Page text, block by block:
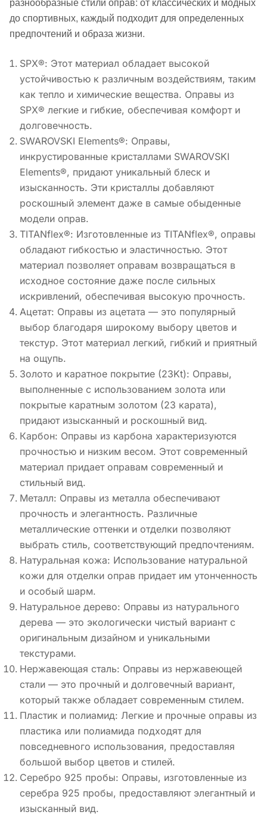
до спортивных, каждый подходит для определенных
предпочтений и образа жизни.
SPX®: Этот материал обладает высокой
устойчивостью к различным воздействиям, таким
как тепло и химические вещества. Оправы из
SPX® легкие и гибкие, обеспечивая комфорт и
долговечность.
SWAROVSKI Elements®: Оправы,
инкрустированные кристаллами SWAROVSKI
Elements®, придают уникальный блеск и
изысканность. Эти кристаллы добавляют
роскошный элемент даже в самые обыденные
модели оправ.
TITANflex®: Изготовленные из TITANflex®, оправы
обладают гибкостью и эластичностью. Этот
материал позволяет оправам возвращаться в
исходное состояние даже после сильных
искривлений, обеспечивая высокую прочность.
Ацетат: Оправы из ацетата — это популярный
выбор благодаря широкому выбору цветов и
текстур. Этот материал легкий, гибкий и приятный
на ощупь.
Золото и каратное покрытие (23Kt): Оправы,
выполненные с использованием золота или
покрытые каратным золотом (23 карата),
придают изысканный и роскошный вид.
Карбон: Оправы из карбона характеризуются
прочностью и низким весом. Этот современный
материал придает оправам современный и
стильный вид.
Металл: Оправы из металла обеспечивают
прочность и элегантность. Различные
металлические оттенки и отделки позволяют
выбрать стиль, соответствующий предпочтениям.
Натуральная кожа: Использование натуральной
кожи для отделки оправ придает им утонченность
и особый шарм.
Натуральное дерево: Оправы из натурального
дерева — это экологически чистый вариант с
оригинальным дизайном и уникальными
текстурами.
Нержавеющая сталь: Оправы из нержавеющей
стали — это прочный и долговечный вариант,
который также обладает современным стилем.
Пластик и полиамид: Легкие и прочные оправы из
пластика или полиамида подходят для
повседневного использования, предоставляя
большой выбор цветов и стилей.
Серебро 925 пробы: Оправы, изготовленные из
серебра 925 пробы, предоставляют элегантный и
изысканный вид.